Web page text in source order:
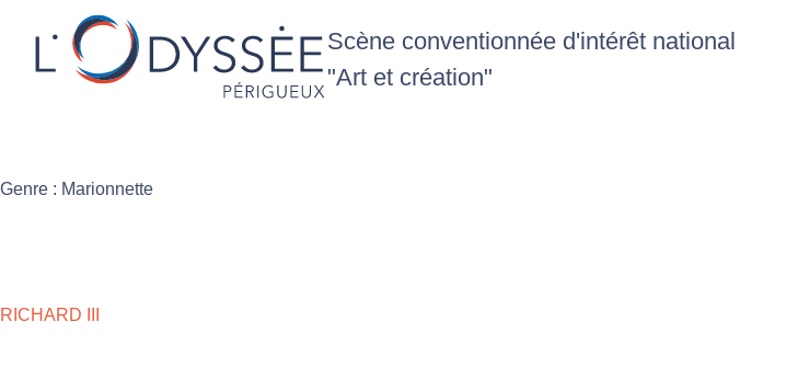
Scène conventionnée d'intérêt national
"Art et création"
Genre : Marionnette
RICHARD III